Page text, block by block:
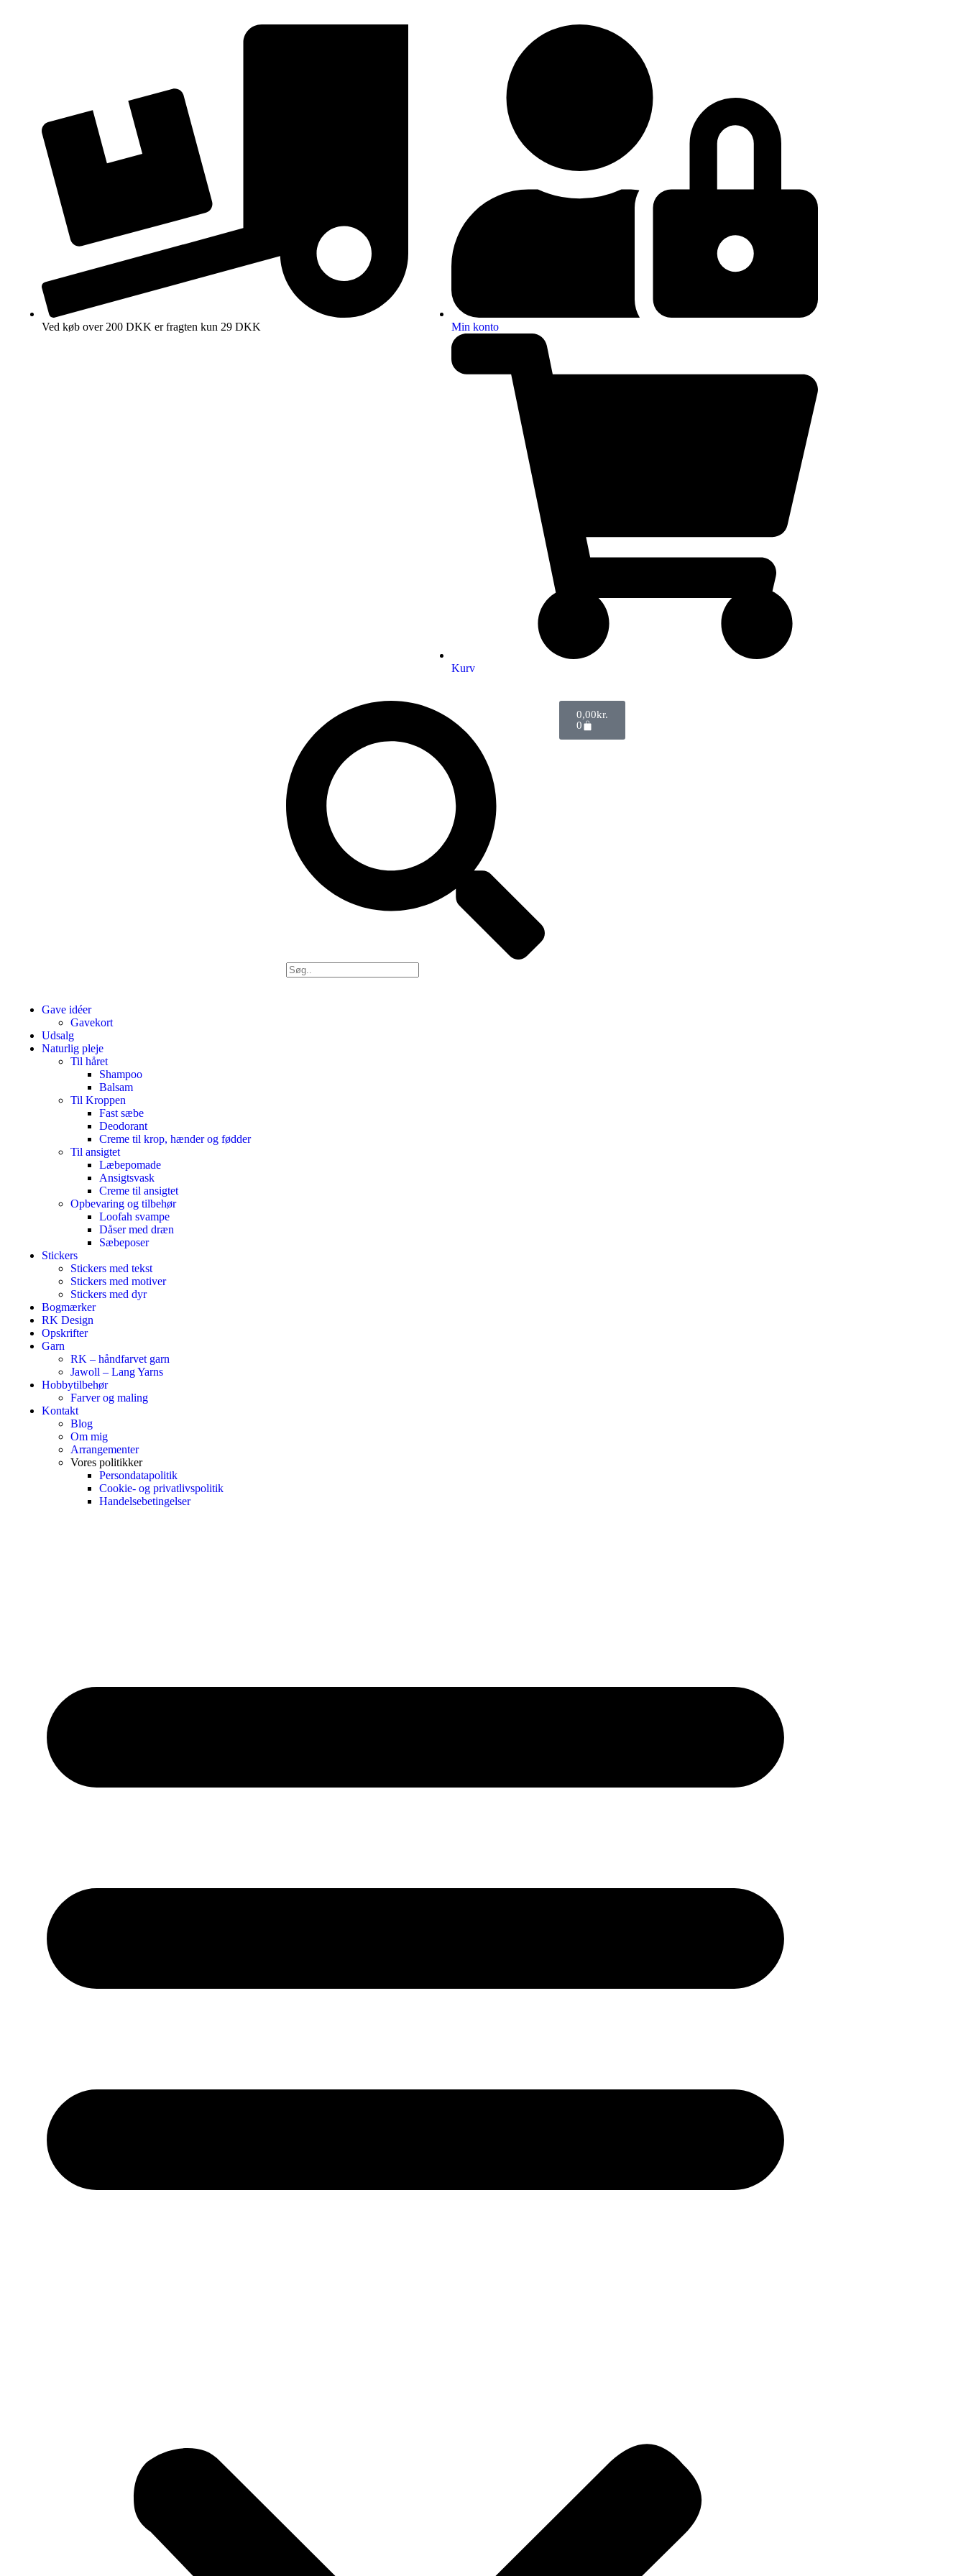
Ved køb over 200 DKK er fragten kun 29 DKK Min konto
Kurv
0,00kr.
0
Gave idéer
Gavekort
Udsalg
Naturlig pleje
Til håret
Shampoo
Balsam
Til Kroppen
Fast sæbe
Deodorant
Creme til krop, hænder og fødder
Til ansigtet
Læbepomade
Ansigtsvask
Creme til ansigtet
Opbevaring og tilbehør
Loofah svampe
Dåser med dræn
Sæbeposer
Stickers
Stickers med tekst
Stickers med motiver
Stickers med dyr
Bogmærker
RK Design
Opskrifter
Garn
RK – håndfarvet garn
Jawoll – Lang Yarns
Hobbytilbehør
Farver og maling
Kontakt
Blog
Om mig
Arrangementer
Vores politikker
Persondatapolitik
Cookie- og privatlivspolitik
Handelsebetingelser